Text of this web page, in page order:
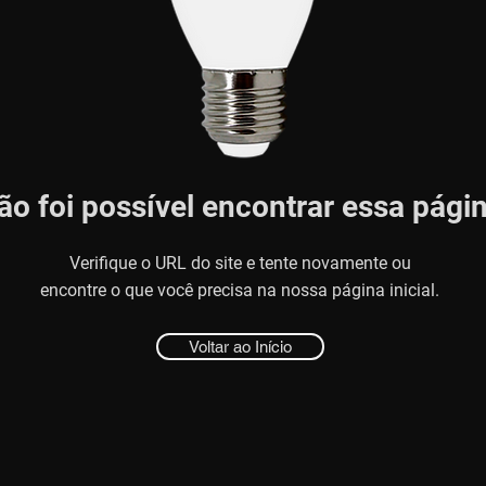
foi possível encontrar essa
Verifique o URL do site e tente novamente ou
encontre o que você precisa na nossa página inicial.
Voltar ao Início